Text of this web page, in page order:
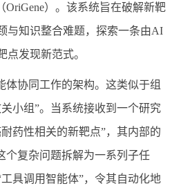
OriGene）。该系统旨在破解新靶
与知识整合难题，探索一条由AI
点发现新范式。
体协同工作的架构。这类似于组
小组”。当系统接收到一个研究
药性相关的新靶点”，其内部的
个复杂问题拆解为一系列子任
工具调用智能体”，令其自动化地